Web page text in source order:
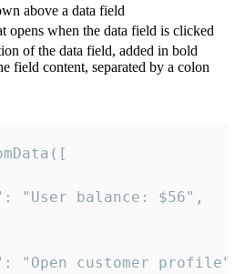
above a data field
opens when the data field is clicked
of the data field, added in bold
field content, separated by a colon
"User balance: $56",
"Open customer